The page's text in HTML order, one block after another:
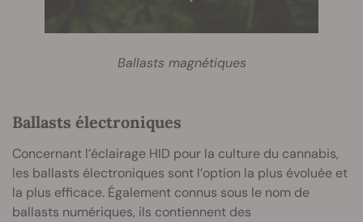
Ballasts magnétiques
Ballasts électroniques
Concernant l’éclairage HID pour la culture du cannabis,
les ballasts électroniques sont l’option la plus évoluée et
la plus efficace. Également connus sous le nom de
ballasts numériques, ils contiennent des